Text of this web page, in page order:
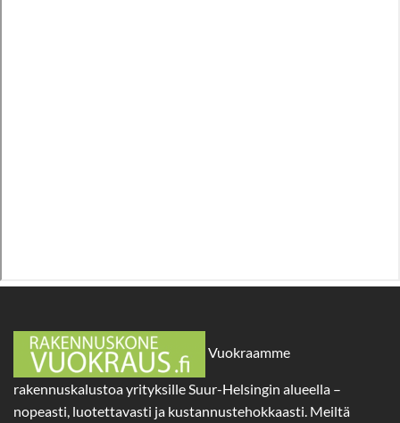
Vuokraamme
rakennuskalustoa yrityksille Suur-Helsingin alueella –
nopeasti, luotettavasti ja kustannustehokkaasti. Meiltä